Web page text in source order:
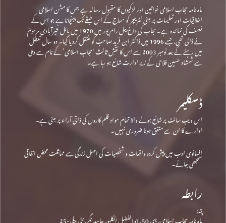
ماہ نامہ حجاب اسلامی خواتین اور لڑکیوں کا مقبول رسالہ ہے جس کا مشن اسلامی
اخلاقیات اور تعلیمات پر مبنی لٹریچر کو سماج کے اس طبقے تک پہنچانا ہے جو اس کے
نصف کی نمائندہ ہے۔ حجاب کی داغ بیل رام پور میں 1970 میں مائل خیرآبادی مرحومؒ
نے ڈالی تھی، جسے 1996 میں ڈاکٹر ابن فرید صاحبؒ کو منتقل کردیا گیا۔ دو سال تعطل
میں رہنے کے بعد نومبر 2003 سے اس کا نقشِ ثالث ‘حجاب اسلامی’ کے نام سے دہلی
سے شمشاد حسین فلاحی کے زیرِ ادارت شائع ہو رہا ہے۔
ڈسکلیمر
اس ویب سائٹ پر شائع ہونے والا تمام مواد قلم کاروں کی ذاتی آراء پر مبنی ہے۔
ادارے کا ان سے متفق ہونا ضروری نہیں۔
افسانوی ادب میں پیش کردہ واقعات و شخصیات کی اصل زندگی سے مماثلت محض اتفاقی
سمجھی جائے۔
رابطہ
پتہ:
ماہ نامہ حجاب اسلامی، ڈی 50، ابوالفضل انکلیو، جامعہ نگر، نئی دہلی-25